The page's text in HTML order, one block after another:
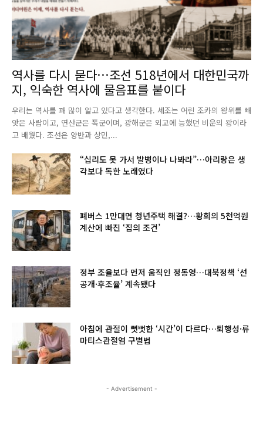
역사를 다시 묻다…조선 518년에서 대한민국까
지, 익숙한 역사에 물음표를 붙이다
우리는 역사를 꽤 많이 알고 있다고 생각한다. 세조는 어린 조카의 왕위를 빼
앗은 사람이고, 연산군은 폭군이며, 광해군은 외교에 능했던 비운의 왕이라
고 배웠다. 조선은 양반과 상민,...
“십리도 못 가서 발병이나 나봐라”…아리랑은 생
각보다 독한 노래였다
폐버스 1만대면 청년주택 해결?…황희의 5천억원
계산에 빠진 ‘집의 조건’
정부 조율보다 먼저 움직인 정동영…대북정책 ‘선
공개·후조율’ 계속됐다
아침에 관절이 뻣뻣한 ‘시간’이 다르다…퇴행성·류
마티스관절염 구별법
- Advertisement -